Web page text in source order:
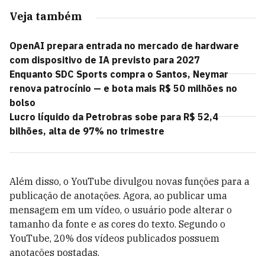
Veja também
OpenAI prepara entrada no mercado de hardware
com dispositivo de IA previsto para 2027
Enquanto SDC Sports compra o Santos, Neymar
renova patrocínio — e bota mais R$ 50 milhões no
bolso
Lucro líquido da Petrobras sobe para R$ 52,4
bilhões, alta de 97% no trimestre
Além disso, o YouTube divulgou novas funções para a
publicação de anotações. Agora, ao publicar uma
mensagem em um vídeo, o usuário pode alterar o
tamanho da fonte e as cores do texto. Segundo o
YouTube, 20% dos vídeos publicados possuem
anotações postadas.